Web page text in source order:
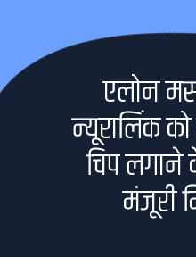
एलोन
न्यूरालिंक
चिप लगाने
मंजूरी